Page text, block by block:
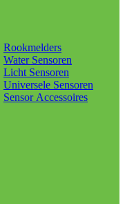
Rookmelders
Water Sensoren
Licht Sensoren
Universele Sensoren
Sensor Accessoires